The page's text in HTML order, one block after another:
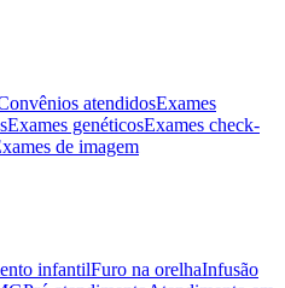
atendidosExames
Exames genéticosExames check-
de imagem
infantilFuro na orelhaInfusão